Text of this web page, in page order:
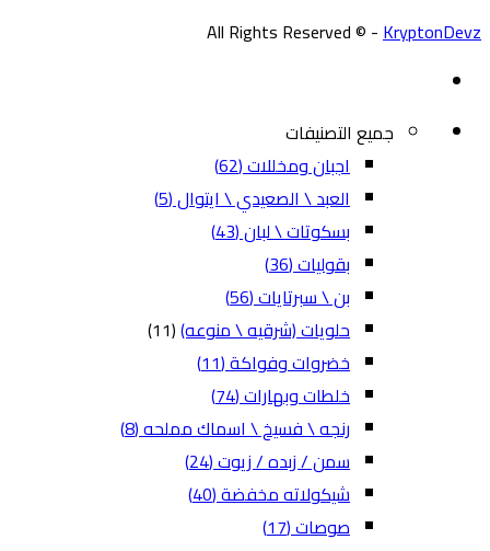
All Rights Reserved © -KryptonDevz
جميع التصنيفات
اجبان ومخللات(62)
العبد \ الصعيدي \ ايتوال(5)
بسكوتات \ لبان(43)
بقوليات(36)
بن \ سبرتايات(56)
حلويات (شرقيه \ منوعه)(11)
خضروات وفواكة(11)
خلطات وبهارات(74)
رنجه \ فسيخ \ اسماك مملحه(8)
سمن / زبده / زيوت(24)
شيكولاته مخفضة(40)
صوصات(17)